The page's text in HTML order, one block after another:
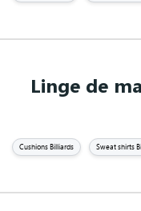
Linge de
Cushions Billiards Sweat shirts